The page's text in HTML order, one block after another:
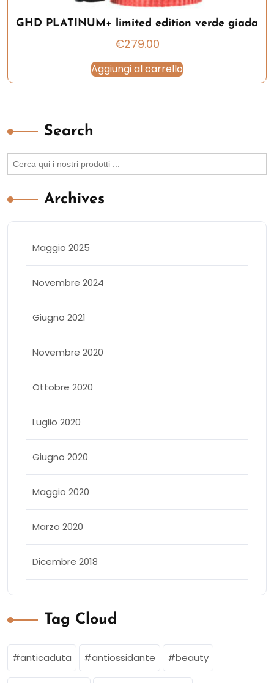
GHD PLATINUM+ limited edition verde giada
€279.00
Aggiungi al carrello
Search
Search
for:
Archives
Maggio 2025
Novembre 2024
Giugno 2021
Novembre 2020
Ottobre 2020
Luglio 2020
Giugno 2020
Maggio 2020
Marzo 2020
Dicembre 2018
Tag Cloud
anticaduta antiossidante beauty